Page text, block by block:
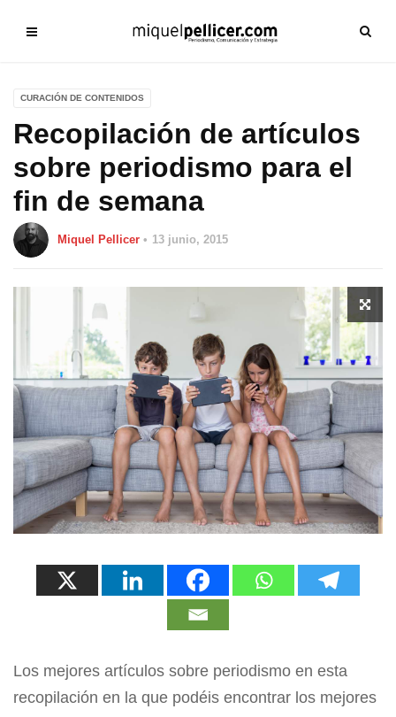
CURACIÓN DE CONTENIDOS
Recopilación de artículos
sobre periodismo para el
fin de semana
Miquel Pellicer 13 junio, 2015
Los mejores artículos sobre periodismo en esta
recopilación en la que podéis encontrar los mejores